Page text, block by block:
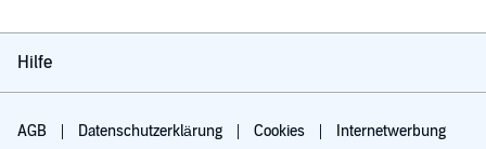
Hilfe
AGB Datenschutzerklärung Cookies Internetwerbung